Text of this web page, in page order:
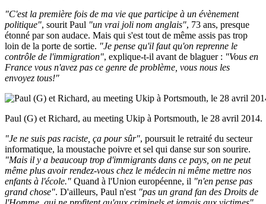
"C'est la première fois de ma vie que participe à un évènement
politique", sourit Paul "un vrai joli nom anglais", 73 ans, presque
étonné par son audace. Mais qui s'est tout de même assis pas trop
loin de la porte de sortie. "Je pense qu'il faut qu'on reprenne le
contrôle de l'immigration", explique-t-il avant de blaguer : "Vous en
France vous n'avez pas ce genre de problème, vous nous les
envoyez tous!"
Paul (G) et Richard, au meeting Ukip à Portsmouth, le 28 avril 2014.
"Je ne suis pas raciste, ça pour sûr", poursuit le retraité du secteur
informatique, la moustache poivre et sel qui danse sur son sourire.
"Mais il y a beaucoup trop d'immigrants dans ce pays, on ne peut
même plus avoir rendez-vous chez le médecin ni même mettre nos
enfants à l'école." Quand à l'Union européenne, il "n'en pense pas
grand chose". D'ailleurs, Paul n'est "pas un grand fan des Droits de